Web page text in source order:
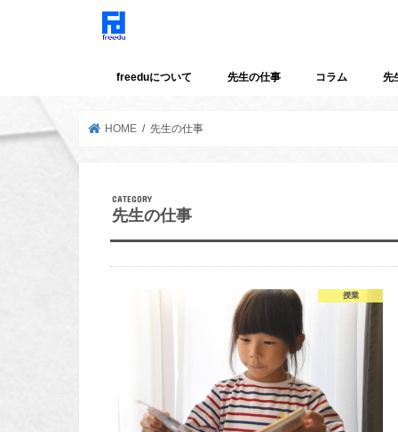
freeduについて 先生の仕事 コラム 先
HOME 先生の仕事
先生の仕事
授業